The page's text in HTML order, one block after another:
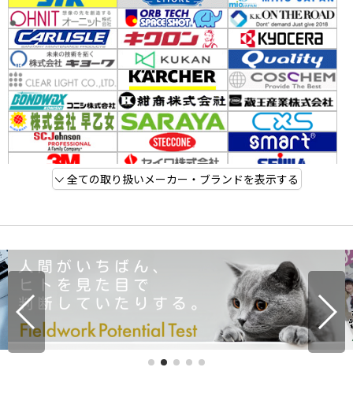
全ての取り扱いメーカー・ブランドを表示する